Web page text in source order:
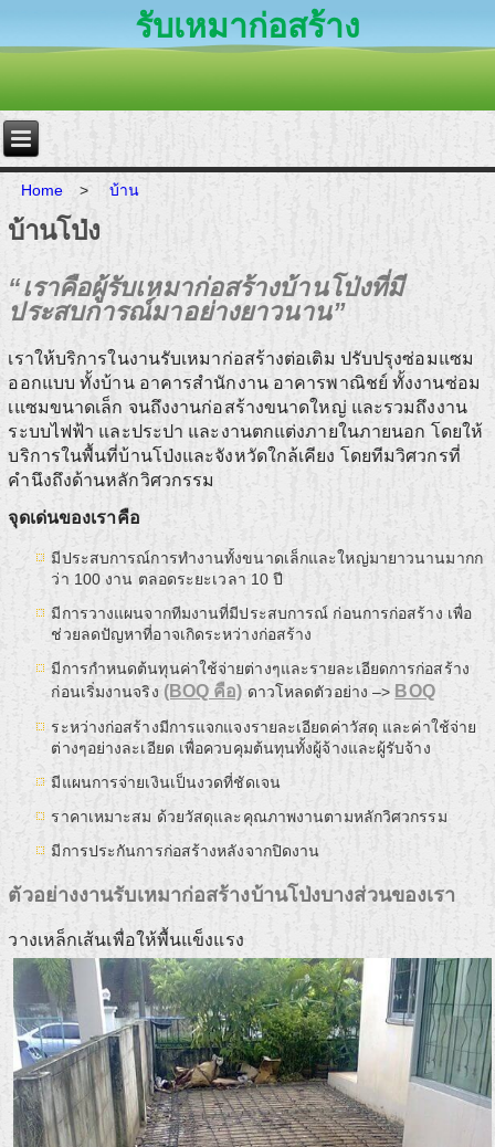
รับเหมาก่อสร้าง
Home > บ้าน
บ้านโป่ง
“เราคือผู้รับเหมาก่อสร้างบ้านโป่งที่มี
ประสบการณ์มาอย่างยาวนาน”
เราให้บริการในงานรับเหมาก่อสร้างต่อเติม ปรับปรุงซ่อมแซม
ออกแบบ ทั้งบ้าน อาคารสำนักงาน อาคารพาณิชย์ ทั้งงานซ่อม
เแซมขนาดเล็ก จนถึงงานก่อสร้างขนาดใหญ่ และรวมถึงงาน
ระบบไฟฟ้า และประปา และงานตกแต่งภายในภายนอก โดยให้
บริการในพื้นที่บ้านโป่งและจังหวัดใกล้เคียง โดยทีมวิศวกรที่
คำนึงถึงด้านหลักวิศวกรรม
จุดเด่นของเราคือ
มีประสบการณ์การทำงานทั้งขนาดเล็กและใหญ่มายาวนานมากก
ว่า 100 งาน ตลอดระยะเวลา 10 ปี
มีการวางแผนจากทีมงานที่มีประสบการณ์ ก่อนการก่อสร้าง เพื่อ
ช่วยลดปัญหาที่อาจเกิดระหว่างก่อสร้าง
มีการกำหนดต้นทุนค่าใช้จ่ายต่างๆและรายละเอียดการก่อสร้าง
ก่อนเริ่มงานจริง (BOQ คือ) ดาวโหลดตัวอย่าง –> BOQ
ระหว่างก่อสร้างมีการแจกแจงรายละเอียดค่าวัสดุ และค่าใช้จ่าย
ต่างๆอย่างละเอียด เพื่อควบคุมต้นทุนทั้งผู้จ้างและผู้รับจ้าง
มีแผนการจ่ายเงินเป็นงวดที่ชัดเจน
ราคาเหมาะสม ด้วยวัสดุและคุณภาพงานตามหลักวิศวกรรม
มีการประกันการก่อสร้างหลังจากปิดงาน
ตัวอย่างงานรับเหมาก่อสร้างบ้านโป่งบางส่วนของเรา
วางเหล็กเส้นเพื่อให้พื้นแข็งแรง